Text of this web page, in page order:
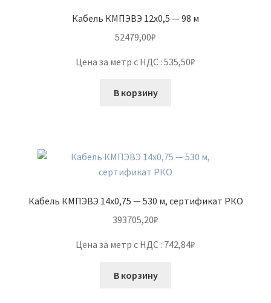
Кабель КМПЭВЭ 12х0,5 — 98 м
52479,00₽
Цена за метр с НДС : 535,50₽
В корзину
Кабель КМПЭВЭ 14х0,75 — 530 м, сертификат РКО
393705,20₽
Цена за метр с НДС : 742,84₽
В корзину